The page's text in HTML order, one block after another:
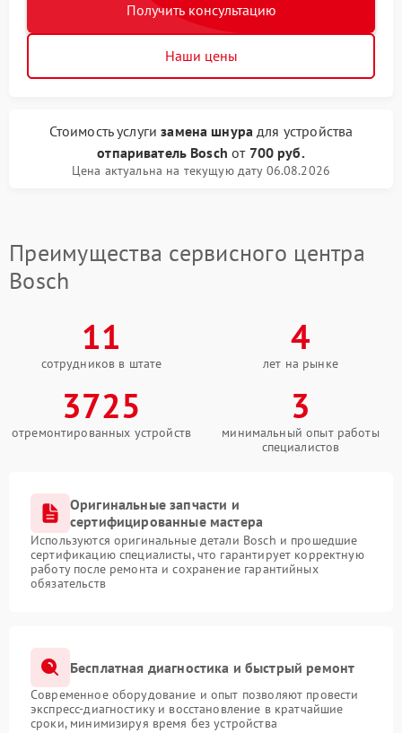
Получить консультацию
Наши цены
Стоимость услугизамена шнура для устройства
отпариватель Bosch от 700 руб.
Цена актуальна на текущую дату 06.08.2026
Преимущества сервисного центра
Bosch
11
сотрудников в штате
4
лет на рынке
3725
отремонтированных устройств
3
минимальный опыт работы
специалистов
Оригинальные запчасти и
сертифицированные мастера
Используются оригинальные детали Bosch и прошедшие
сертификацию специалисты, что гарантирует корректную
работу после ремонта и сохранение гарантийных
обязательств
Бесплатная диагностика и быстрый ремонт
Современное оборудование и опыт позволяют провести
экспресс-диагностику и восстановление в кратчайшие
сроки, минимизируя время без устройства